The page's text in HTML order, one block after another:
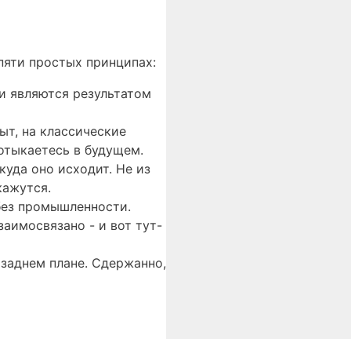
простых принципах:
являются результатом
на классические
в будущем.
оно исходит. Не из
промышленности.
- и вот тут-
плане. Сдержанно,